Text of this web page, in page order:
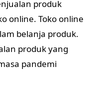
produk
online. Toko online
belanja produk.
produk yang
pandemi